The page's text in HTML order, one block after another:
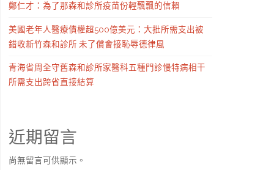
鄭仁才：為了那森和診所疫苗份輕飄飄的信賴
美國老年人醫療債權超500億美元：大批所需支出被
錯收新竹森和診所 未了償會接恥辱德律風
青海省周全守舊森和診所家醫科五種門診慢特病相干
所需支出跨省直接結算
近期留言
尚無留言可供顯示。